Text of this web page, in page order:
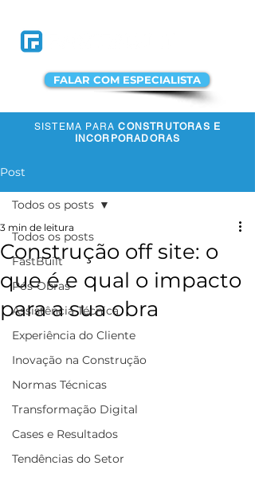
FALAR COM ESPECIALISTA
ACESSAR A
SISTEMA PARACONSTRUTORAS E
INCORPORADORAS
Post
Todos os posts
FastBuilt
Pós-Obras
Assistência Técnica
Experiência do Cliente
Inovação na Construção
Normas Técnicas
Transformação Digital
Cases e Resultados
Tendências do Setor
Todos os posts
Construção off site: o
que é e qual o impacto
para a sua obra
3 min de leitura